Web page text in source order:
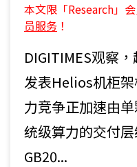
本文限「Research」
员服务 ！
DIGITIMES观察
发表Helios机柜
力竞争正加速由
统级算力的交付
GB20...